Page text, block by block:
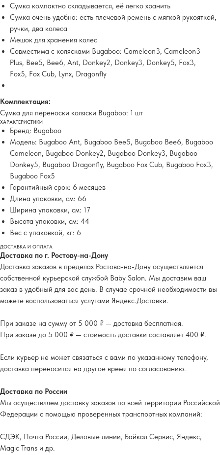
Сумка компактно складывается, её легко хранить
Сумка очень удобна: есть плечевой ремень с мягкой рукояткой,
ручки, два колеса
Мешок для хранения колес
Совместима с колясками Bugaboo: Cameleon3, Cameleon3
Plus, Bee5, Bee6, Ant, Donkey2, Donkey3, Donkey5, Fox3,
Fox5, Fox Cub, Lynx, Dragonfly
Комплектация:
Сумка для переноски коляски Bugaboo: 1 шт
ХАРАКТЕРИСТИКИ
Бренд: Bugaboo
Модель: Bugaboo Ant, Bugaboo Bee5, Bugaboo Bee6, Bugaboo
Cameleon, Bugaboo Donkey2, Bugaboo Donkey3, Bugaboo
Donkey5, Bugaboo Dragonfly, Bugaboo Fox Cub, Bugaboo Fox3,
Bugaboo Fox5
Гарантийный срок: 6 месяцев
Длина упаковки, см: 66
Ширина упаковки, см: 17
Высота упаковки, см: 44
Вес с упаковкой, кг: 6
ДОСТАВКА И ОПЛАТА
Доставка по г. Ростову-на-Дону
Доставка заказов в пределах Ростова-на-Дону осуществляется
собственной курьерской службой Baby Salon. Мы доставим ваш
заказ в удобный для вас день. В случае срочной необходимости вы
можете воспользоваться услугами Яндекс.Доставки.
При заказе на сумму от 5 000 ₽ — доставка бесплатная.
При заказе до 5 000 ₽ — стоимость доставки составляет 400 ₽.
Если курьер не может связаться с вами по указанному телефону,
доставка переносится на другое время по согласованию.
Доставка по России
Мы осуществляем доставку заказов по всей территории Российской
Федерации с помощью проверенных транспортных компаний:
СДЭК, Почта России, Деловые линии, Байкал Сервис, Яндекс,
Magic Trans и др.